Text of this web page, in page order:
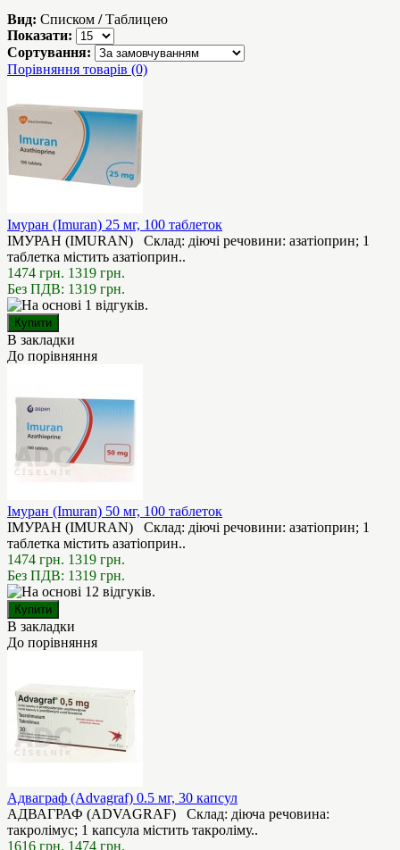
Вид: Списком / Таблицею
Показати:
Сортування:
Порівняння товарів (0)
Імуран (Imuran) 25 мг, 100 таблеток
ІМУРАН (IMURAN) Склад: діючі речовини: азатіоприн; 1
таблетка містить азатіоприн..
1474 грн. 1319 грн.
Без ПДВ: 1319 грн.
В закладки
До порівняння
Імуран (Imuran) 50 мг, 100 таблеток
ІМУРАН (IMURAN) Склад: діючі речовини: азатіоприн; 1
таблетка містить азатіоприн..
1474 грн. 1319 грн.
Без ПДВ: 1319 грн.
В закладки
До порівняння
Адваграф (Advagraf) 0.5 мг, 30 капсул
АДВАГРАФ (ADVAGRAF) Склад: діюча речовина:
такролімус; 1 капсула містить такроліму..
1616 грн. 1474 грн.